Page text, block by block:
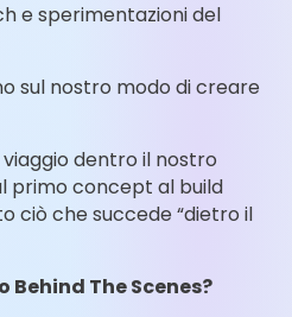
e sperimentazioni del
sul nostro modo di creare
dentro il nostro
primo concept al build
ciò che succede “dietro il
The Scenes?